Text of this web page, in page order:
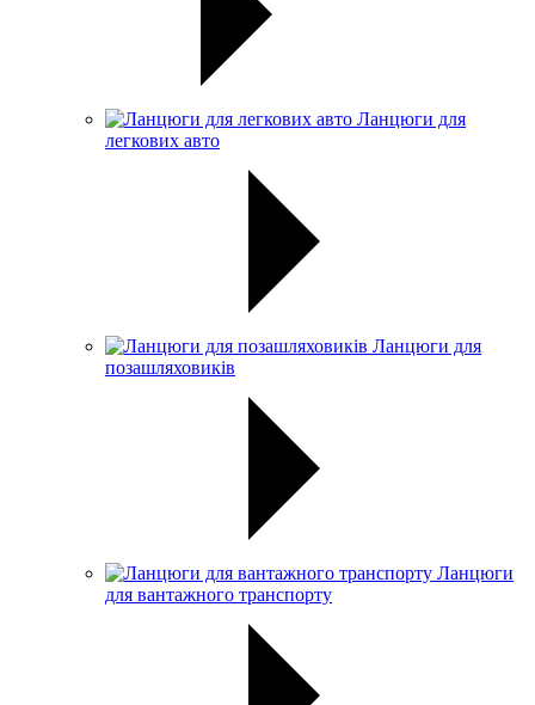
Ланцюги для
легкових авто
Ланцюги для
позашляховиків
Ланцюги
для вантажного транспорту